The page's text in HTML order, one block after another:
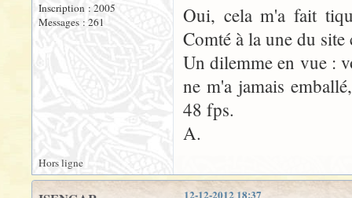
Inscription : 2005
Messages : 261
Oui, cela m'a fait
Comté à la une du site
Un dilemme en vue :
ne m'a jamais
48 fps.
A.
Hors ligne
12-12-2012 18:37